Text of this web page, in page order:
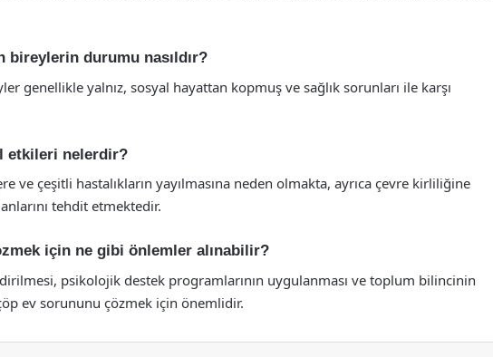
bireylerin durumu nasıldır?
genellikle yalnız, sosyal hayattan kopmuş ve sağlık sorunları ile karşı
etkileri nelerdir?
ve çeşitli hastalıkların yayılmasına neden olmakta, ayrıca çevre kirliliğine
tehdit etmektedir.
için ne gibi önlemler alınabilir?
psikolojik destek programlarının uygulanması ve toplum bilincinin
ev sorununu çözmek için önemlidir.